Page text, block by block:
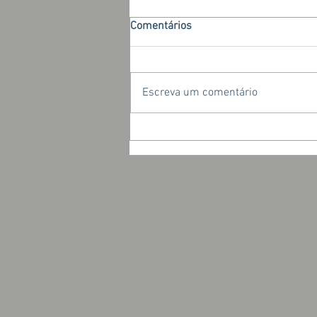
Comentários
Escreva um comentário